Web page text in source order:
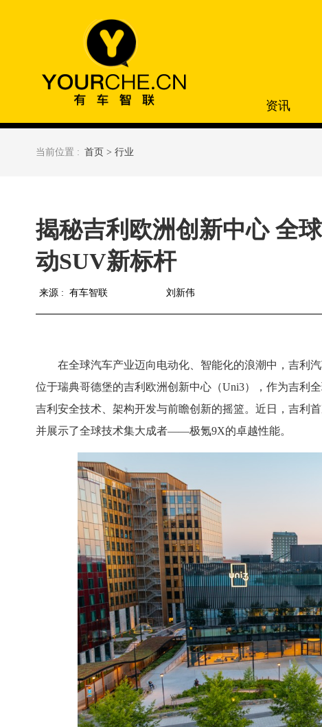
资讯
当前位置 : 首页 > 行业
揭秘吉利欧洲创新中心 全
动SUV新标杆
来源 : 有车智联 刘新伟
在全球汽车产业迈向电动化、智能化的浪潮中，吉利
位于瑞典哥德堡的吉利欧洲创新中心（Uni3），作为吉利
吉利安全技术、架构开发与前瞻创新的摇篮。近日，吉利
并展示了全球技术集大成者——极氪9X的卓越性能。